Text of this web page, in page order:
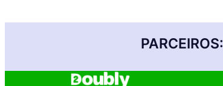
PARCEIROS: